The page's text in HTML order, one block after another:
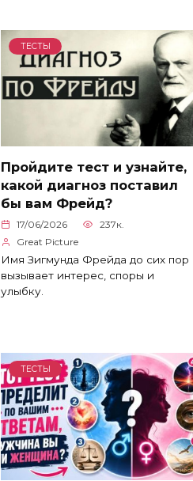
ТЕСТЫ
Пройдите тест и узнайте,
какой диагноз поставил
бы вам Фрейд?
17/06/2026
237к.
Great Picture
Имя Зигмунда Фрейда до сих пор
вызывает интерес, споры и
улыбку.
ТЕСТЫ